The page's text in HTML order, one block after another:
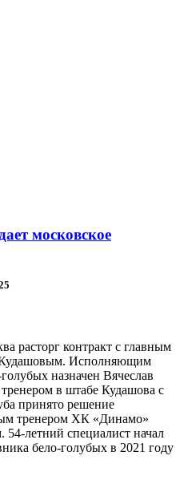
московское
расторг контракт с главным
Кудашовым. Исполняющим
назначен Вячеслав
в штабе Кудашова с
принято решение
тренером ХК «Динамо»
летний специалист начал
бело-голубых в 2021 году